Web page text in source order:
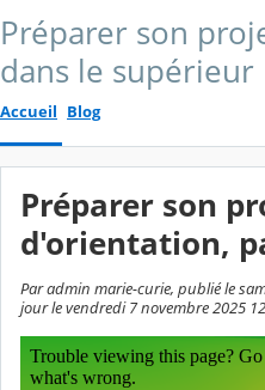
Préparer son
dans le supérieur
Accueil Blog
Préparer son
d'orientation,
Par admin marie-curie, publié le
jour le vendredi 7 novembre 2025